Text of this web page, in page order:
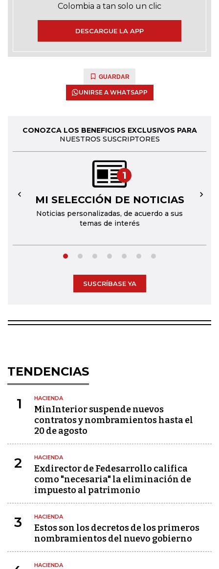
Colombia a tan solo un clic
DESCARGUE LA APP
GUARDAR
UNIRSE A WHATSAPP
CONOZCA LOS BENEFICIOS EXCLUSIVOS PARA
NUESTROS SUSCRIPTORES
1
MI SELECCIÓN DE NOTICIAS
Noticias personalizadas, de acuerdo a sus
temas de interés
← →
SUSCRÍBASE YA
TENDENCIAS
1 HACIENDA
MinInterior suspende nuevos
contratos y nombramientos hasta el
20 de agosto
2 HACIENDA
Exdirector de Fedesarrollo califica
como "necesaria" la eliminación de
impuesto al patrimonio
3 HACIENDA
Estos son los decretos de los primeros
nombramientos del nuevo gobierno
HACIENDA